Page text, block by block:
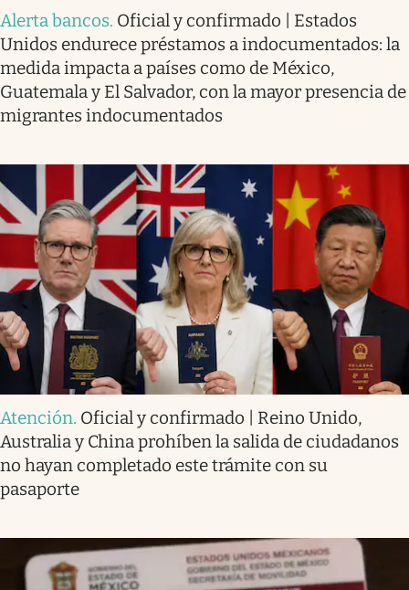
Alerta bancos. Oficial y confirmado | Estados
Unidos endurece préstamos a indocumentados: la
medida impacta a países como de México,
Guatemala y El Salvador, con la mayor presencia de
migrantes indocumentados
Atención. Oficial y confirmado | Reino Unido,
Australia y China prohíben la salida de ciudadanos
no hayan completado este trámite con su
pasaporte